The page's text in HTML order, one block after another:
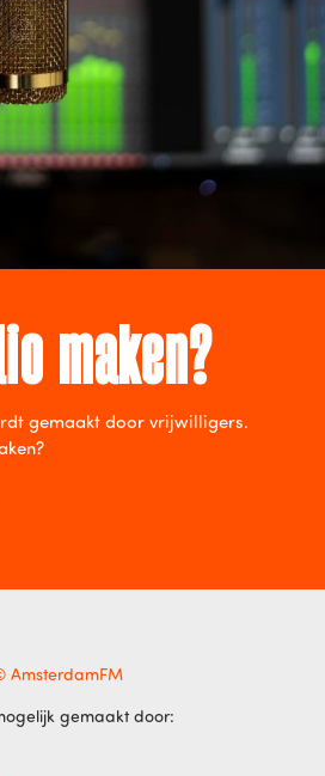
maken?
gemaakt door vrijwilligers.
AmsterdamFM
gemaakt door: